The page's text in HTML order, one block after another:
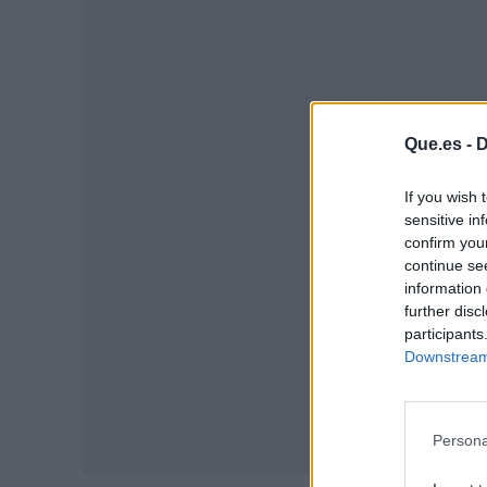
Que.es -
If you wish
sensitive
confirm
continue
information
further